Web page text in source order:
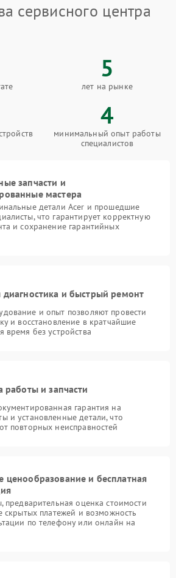
сервисного центра
5
лет на рынке
4
минимальный опыт работы
специалистов
запчасти и
мастера
детали Acer и прошедшие
что гарантирует корректную
и сохранение гарантийных
диагностика и быстрый ремонт
и опыт позволяют провести
и восстановление в кратчайшие
время без устройства
работы и запчасти
гарантия на
и установленные детали, что
повторных неисправностей
ценообразование и бесплатная
предварительная оценка стоимости
скрытых платежей и возможность
по телефону или онлайн на